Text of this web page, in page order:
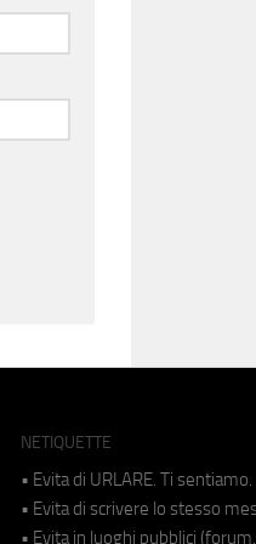
NETIQUETTE
• Evita di URLARE. Ti sentiamo.
• Evita di scrivere lo stesso
• Evita in luoghi pubblici